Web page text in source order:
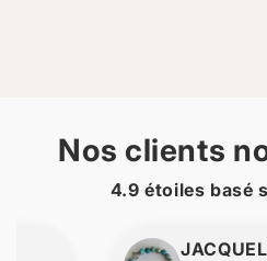
Nos clients
4.9 étoiles basé
JACQUELINE